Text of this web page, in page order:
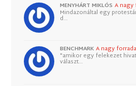
MENYHÁRT MIKLÓS A
Mindazonáltal egy
d…
BENCHMARK A nagy
"amikor egy felekezet
választ…